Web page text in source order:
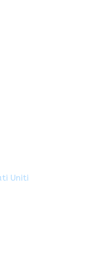
Uniti